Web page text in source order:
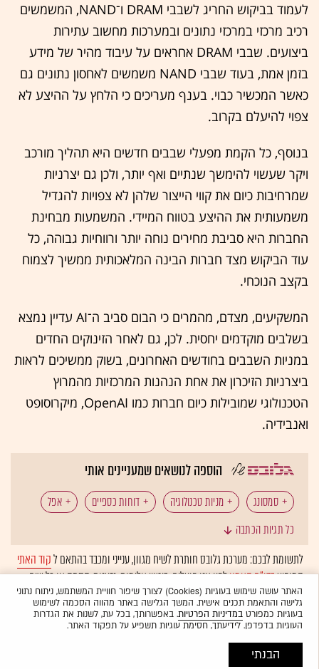
לעמוד בביקוש החריג לשבבי DRAM ו־NAND, המשמשים
רכיב מרכזי במרכזי נתונים ובמערכות מחשוב עתירות
ביצועים. שבבי DRAM אחראים על עיבוד מהיר של מידע
בזמן אמת, בעוד שבבי NAND משמשים לאחסון נתונים גם
כאשר המכשיר כבוי. בענף מעריכים כי הלחץ על ההיצע לא
צפוי להיעלם בקרוב.
בנוסף, כל הקמת מפעלי שבבים חדשים היא תהליך מורכב
ויקר שעשוי להימשך שנתיים ואף יותר, ולכן גם יצרניות
שמרחיבות כיום את קווי הייצור שלהן לא צפויות להגדיל
משמעותית את ההיצע בטווח המיידי. המשמעות מבחינת
החברות היא סביבת מחירים נוחה יותר ורווחיות גבוהה, כל
עוד הביקוש מצד חברות הבינה המלאכותית ממשיך לצמוח
בקצב הנוכחי.
המשקיעים, מצדם, מהמרים כי הבום סביב ה־AI עדיין נמצא
בשלבים מוקדמים יחסית. לכן, גם לאחר הזינוקים החדים
במניות השבבים בחודשים האחרונים, בשוק ממשיכים לראות
ביצרניות הזיכרון את אחת הנהנות המרכזיות מהמרוץ
הטכנולוגי שמובילות כיום חברות כמו OpenAI, מיקרוסופט
ואנבידיה.
הוספה לנושאים שמעניינים אותי
סמסונג מניות טכנולוגיה דוחות כספיים אפל
טכנולוגיה: שבבים
כל תגיות הכתבה
לתשומת לבכם: מערכת גלובס חותרת לשיח מגוון, ענייני ומכבד בהתאם לקוד האתי
המופיעבדו"ח האמוןלפיו אנו פועלים. ביטויי אלימות, גזענות, הסתה או כל שיח
בלתי הולם אחר מסוננים בצורהאוטומטיתולא יפורסמו באתר.
האתר עושה שימוש בעוגיות (Cookies) לצורך שיפור חוויית המשתמש, ניתוח נתוני
גלישה והתאמת תכנים אישית. המשך הגלישה באתר מהווה הסכמה לשימוש
בעוגיות כמפורטבמדיניות הפרטיות. באפשרותך, בכל עת, לשנות את הגדרות
העוגיות בדפדפן. לידיעתך, חסימת עוגיות תשפיע על תפקוד האתר.
הבנתי